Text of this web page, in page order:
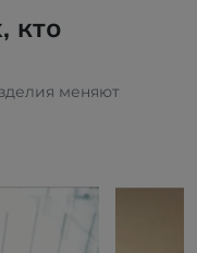
кто
меняют